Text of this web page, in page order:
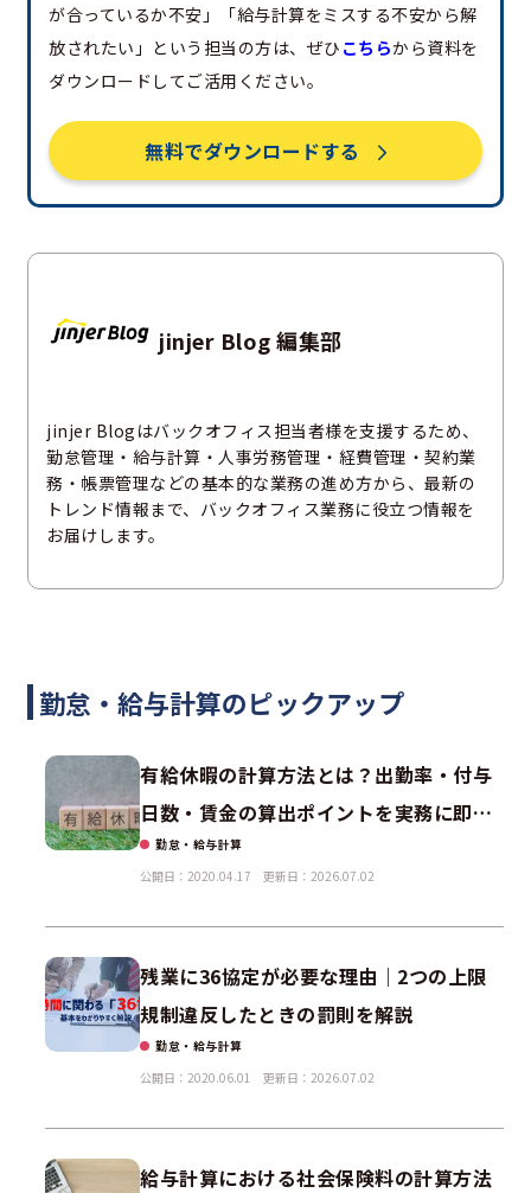
が合っているか不安」「給与計算をミスする不安から解
放されたい」という担当の方は、ぜひ こちらから資料を
ダウンロードしてご活用ください。
無料でダウンロードする
jinjer Blog 編集部
jinjer Blogはバックオフィス担当者様を支援するため、
勤怠管理・給与計算・人事労務管理・経費管理・契約業
務・帳票管理などの基本的な業務の進め方から、最新の
トレンド情報まで、バックオフィス業務に役立つ情報を
お届けします。
勤怠・給与計算のピックアップ
有給休暇の計算方法とは？出勤率・付与
日数・賃金の算出ポイントを実務に即し
て解説
勤怠・給与計算
公開日：2020.04.17
更新日：2026.07.02
残業に36協定が必要な理由｜2つの上限
規制違反したときの罰則を解説
勤怠・給与計算
公開日：2020.06.01
更新日：2026.07.02
給与計算における社会保険料の計算方法